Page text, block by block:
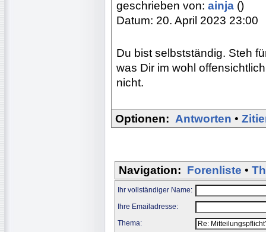
geschrieben von: ainja ()
Datum: 20. April 2023 23:00
Du bist selbstständig. Steh
was Dir im wohl
nicht.
Optionen: Antworten •
Navigation: Forenliste •
Ihr vollständiger Name:
Ihre Emailadresse:
Thema: